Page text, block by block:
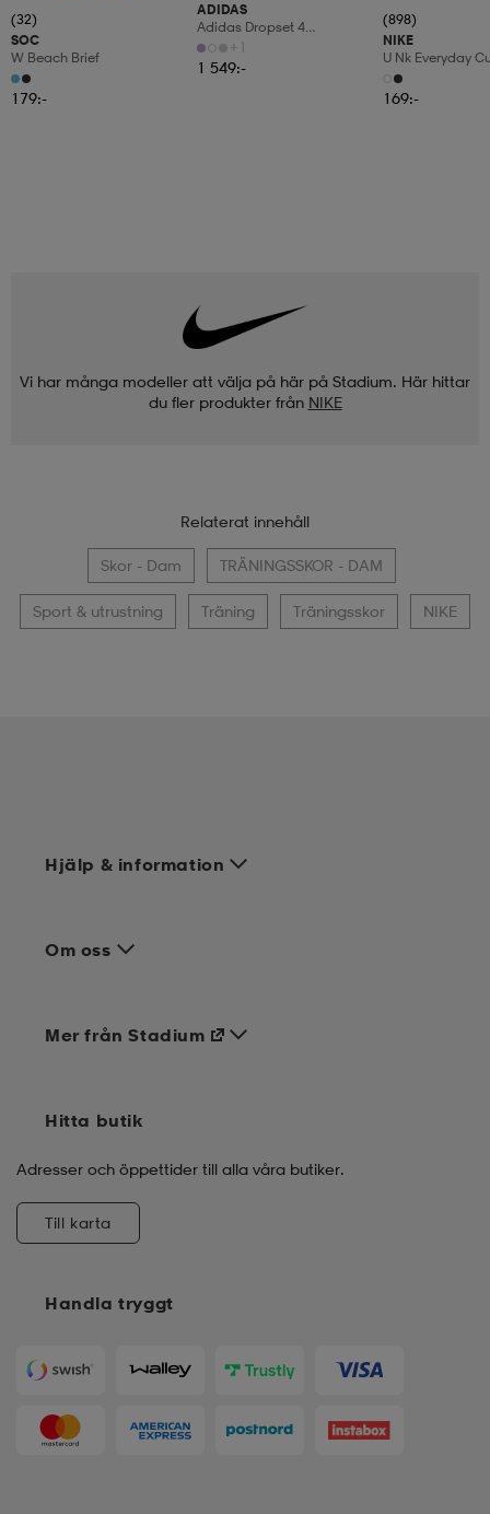
(32)
SOC
W Beach Brief
179:-
ADIDAS
Adidas Dropset 4
Träningsskor
+1
1 549:-
(898)
NIKE
U Nk Everyday
3pr
169:-
Vi har många modeller att välja på här på Stadium. Här hittar
du fler produkter från NIKE
Relaterat innehåll
Skor - Dam TRÄNINGSSKOR - DAM
Sport & utrustning Träning Träningsskor NIKE
Hjälp & information
Om oss
Handla tryggt
Mer från Stadium
Hitta butik
Adresser och öppettider till alla våra butiker.
Till karta